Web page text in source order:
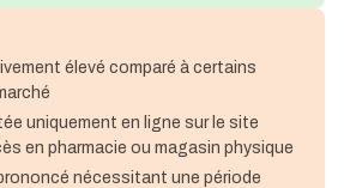
élevé comparé à certains
uniquement en ligne sur le site
en pharmacie ou magasin physique
nécessitant une période